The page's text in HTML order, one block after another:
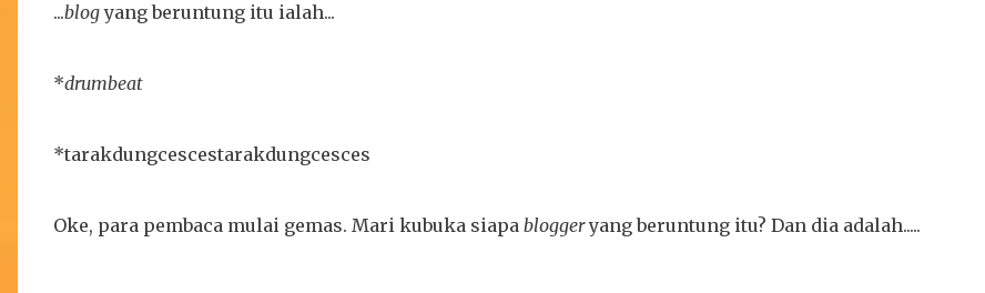
...blogyang beruntung itu ialah...
*drumbeat
*tarakdungcescestarakdungcesces
Oke, para pembaca mulai gemas. Mari kubuka siapa bloggeryang beruntung itu? Dan dia adalah.....